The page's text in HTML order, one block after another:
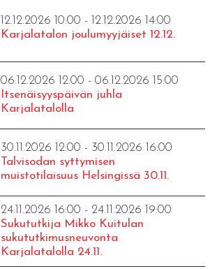
12.12.2026 10:00 - 12.12.2026 14:00
Karjalatalon joulumyyjäiset 12.12.
06.12.2026 12:00 - 06.12.2026 15:00
Itsenäisyyspäivän juhla
Karjalatalolla
30.11.2026 12:00 - 30.11.2026 16:00
Talvisodan syttymisen
muistotilaisuus Helsingissä 30.11.
24.11.2026 16:00 - 24.11.2026 19:00
Sukututkija Mikko Kuitulan
sukututkimusneuvonta
Karjalatalolla 24.11.